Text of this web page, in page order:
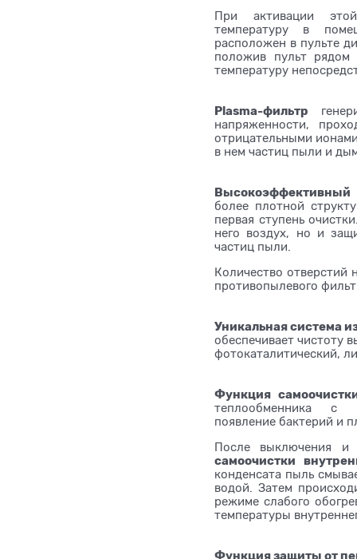
При активации
температуру в
расположен в пульте
положив пульт
температуру
Plasma-фильтр
напряженности,
отрицательными
в нем частиц пыли и
более плотной
первая ступень
него воздух, но и
частиц пыли.
Количество отверстий
противопылевого
Уникальная система
обеспечивает чистоту
фотокаталитический,
Функция
теплообменника с
появление бактерий и
После выключения
самоочистки
конденсата пыль
водой. Затем
режиме слабого
температуры
Функция защиты от